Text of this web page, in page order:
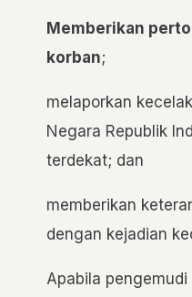
Memberikan
korban;
melaporkan
Negara Republik
terdekat; dan
memberikan
dengan kejadian
Apabila